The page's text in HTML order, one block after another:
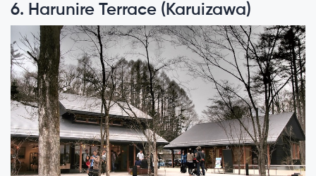
6. Harunire Terrace (Karuizawa)